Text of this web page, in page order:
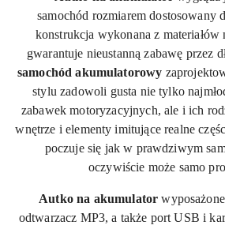
samochód rozmiarem dostosowany
konstrukcja wykonana z materiałów
gwarantuje nieustanną zabawę przez
samochód akumulatorowy
stylu zadowoli gusta nie tylko
zabawek motoryzacyjnych, ale i ich
wnętrze i elementy imitujące realne
poczuje się jak w prawdziwym
oczywiście może samo
Autko na akumulator
odtwarzacz MP3, a także port USB i